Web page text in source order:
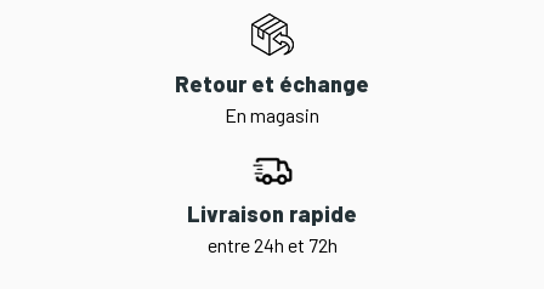
Retour et échange
En magasin
Livraison rapide
entre 24h et 72h